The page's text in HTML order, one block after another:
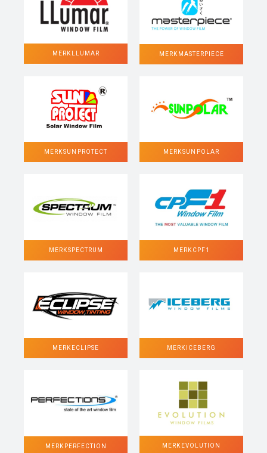
MERK LLUMAR MERK MASTERPIECE
MERK SUN PROTECT MERK SUN POLAR
MERK SPECTRUM MERK CPF1
MERK ECLIPSE MERK ICEBERG
MERK PERFECTION MERK EVOLUTION